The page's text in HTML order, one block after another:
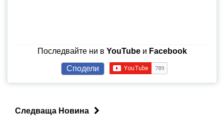
Последвайте ни в YouTubeи Facebook
Сподели
Следваща Новина